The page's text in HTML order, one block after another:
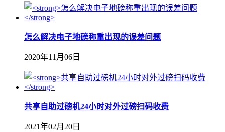
怎么解决电子地磅称重出现的误差问题
2020年11月06日
共享自助过磅机24小时对外过磅扫码收费
2021年02月20日